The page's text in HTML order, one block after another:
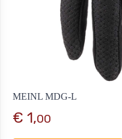
MEINL MDG-L
€ 1,00